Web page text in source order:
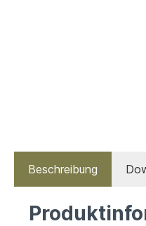
Beschreibung